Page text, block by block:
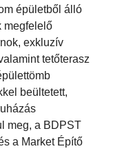
épületből álló
megfelelő
exkluzív
tetőterasz
beültetett,
meg, a BDPST
a Market Építő